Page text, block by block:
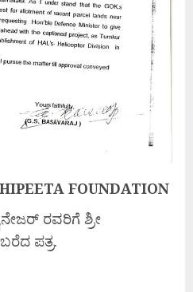
FOUNDATION
ರವರಿಗೆ ಶ್ರೀ
ಪತ್ರ.